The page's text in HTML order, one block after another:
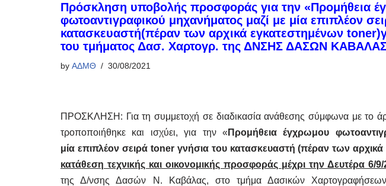
Πρόσκληση υποβολής προσφοράς για την «Προμήθεια
φωτοαντιγραφικού μηχανήματος μαζί με μία επιπλέον
κατασκευαστή(πέραν των αρχικά εγκατεστημένων
του τμήματος Δασ. Χαρτογρ. της ΔΝΣΗΣ ΔΑΣΩΝ
by ΑΔΜΘ 30/08/2021
ΠΡΟΣΚΛΗΣΗ: Για τη συμμετοχή σε διαδικασία ανάθεσης σύμφωνα με το
τροποποιήθηκε και ισχύει, για την « Προμήθεια έγχρωμου
μία επιπλέον σειρά tonerγνήσια του κατασκευαστή (πέραν των
κατάθεση τεχνικής και οικονομικής προσφοράς μέχρι την Δευτέρα 6/
της Δ/νσης Δασών Ν. Καβάλας, στο τμήμα Δασικών Χαρτογραφήσεων